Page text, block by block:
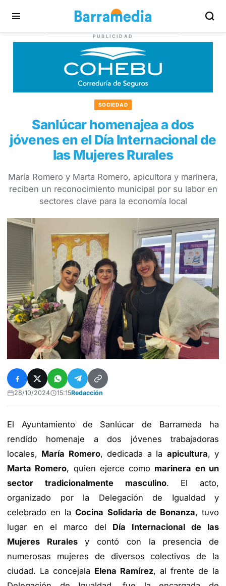
PUBLICIDAD
SOCIEDAD
Sanlúcar homenajea a dos
jóvenes en el Día Internacional de
las Mujeres Rurales
María Romero y Marta Romero, apicultora y marinera,
reciben un reconocimiento municipal por su labor en
sectores clave para la economía local
28/10/2024 15:15Redacción
El Ayuntamiento de Sanlúcar de Barrameda ha
rendido homenaje a dos jóvenes trabajadoras
locales, María Romero, dedicada a la apicultura, y
Marta Romero, quien ejerce como marinera en un
sector tradicionalmente masculino. El acto,
organizado por la Delegación de Igualdad y
celebrado en laCocina Solidaria de Bonanza, tuvo
lugar en el marco del Día Internacional de las
Mujeres Ruralesy contó con la presencia de
numerosas mujeres de diversos colectivos de la
ciudad. La concejala Elena Ramírez, al frente de la